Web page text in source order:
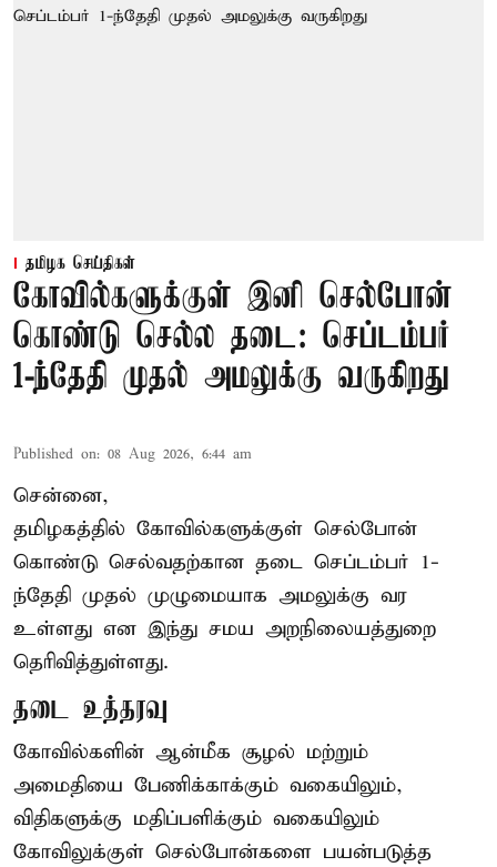
தமிழக செய்திகள்
கோவில்களுக்குள் இனி செல்போன்
கொண்டு செல்ல தடை: செப்டம்பர்
1-ந்தேதி முதல் அமலுக்கு வருகிறது
Published on: 08 Aug 2026, 6:44 am
சென்னை,
தமிழகத்தில் கோவில்களுக்குள் செல்போன்
கொண்டு செல்வதற்கான தடை செப்டம்பர் 1-
ந்தேதி முதல் முழுமையாக அமலுக்கு வர
உள்ளது என இந்து சமய அறநிலையத்துறை
தெரிவித்துள்ளது.
தடை உத்தரவு
கோவில்களின் ஆன்மீக சூழல் மற்றும்
அமைதியை பேணிக்காக்கும் வகையிலும்,
விதிகளுக்கு மதிப்பளிக்கும் வகையிலும்
கோவிலுக்குள் செல்போன்களை பயன்படுத்த